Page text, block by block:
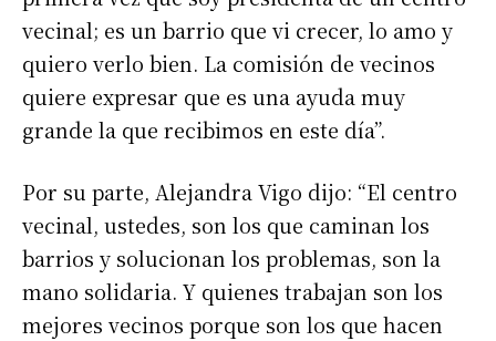
vecinal; es un barrio que vi crecer, lo amo y
quiero verlo bien. La comisión de vecinos
quiere expresar que es una ayuda muy
grande la que recibimos en este día”.
Por su parte, Alejandra Vigo dijo: “El centro
vecinal, ustedes, son los que caminan los
barrios y solucionan los problemas, son la
mano solidaria. Y quienes trabajan son los
mejores vecinos porque son los que hacen